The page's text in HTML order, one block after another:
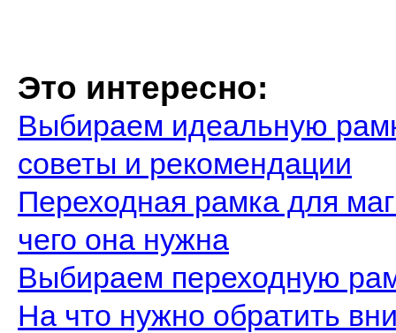
Это интересно:
Выбираем идеальную
советы и рекомендации
Переходная рамка для
чего она нужна
Выбираем переходную
На что нужно обратить